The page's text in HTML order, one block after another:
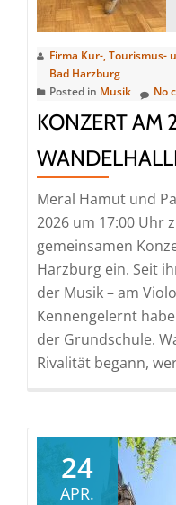
Firma Kur-, Tourismus-
Bad Harzburg
Posted in Musik No
KONZERT AM
Meral Hamut und
2026 um 17:00 Uhr
gemeinsamen
Harzburg ein. Seit
der Musik – am
Kennengelernt
der Grundschule.
Rivalität begann,
24
APR.